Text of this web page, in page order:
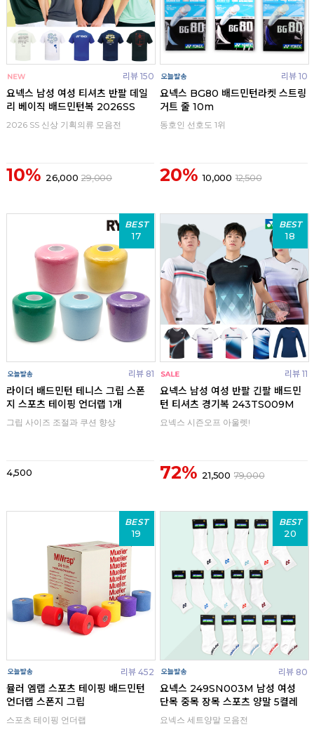
리뷰 150
요넥스 남성 여성 티셔츠 반팔 데일
리 베이직 배드민턴복 2026SS
2026 SS 신상 기획의류 모음전
10% 26,000 29,000
리뷰 10
요넥스 BG80 배드민턴라켓 스트링
거트 줄 10m
동호인 선호도 1위
20% 10,000 12,500
BEST
17
리뷰 81
라이더 배드민턴 테니스 그립 스폰
지 스포츠 테이핑 언더랩 1개
그립 사이즈 조절과 쿠션 향상
4,500
BEST
18
리뷰 11
요넥스 남성 여성 반팔 긴팔 배드민
턴 티셔츠 경기복 243TS009M
요넥스 시즌오프 아울렛!
72% 21,500 79,000
BEST
19
리뷰 452
뮬러 엠랩 스포츠 테이핑 배드민턴
언더랩 스폰지 그립
스포츠 테이핑 언더랩
BEST
20
리뷰 80
요넥스 249SN003M 남성 여성
단목 중목 장목 스포츠 양말 5켤레
요넥스 세트양말 모음전